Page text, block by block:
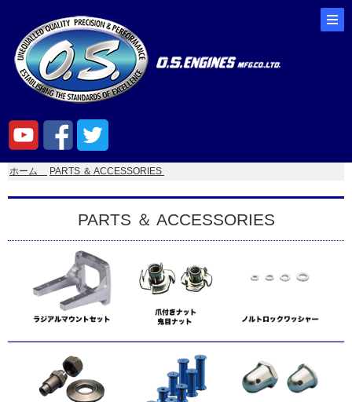
ホーム PARTS ＆ ACCESSORIES
PARTS ＆ ACCESSORIES